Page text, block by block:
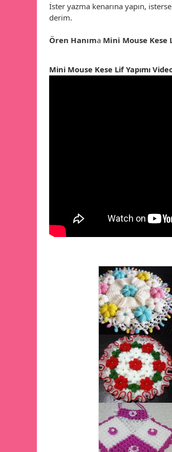
İster yazma kenarına yapın,
derim.
Ören Hanıma Mini Mouse Kese
Mini Mouse Kese Lif Yapımı